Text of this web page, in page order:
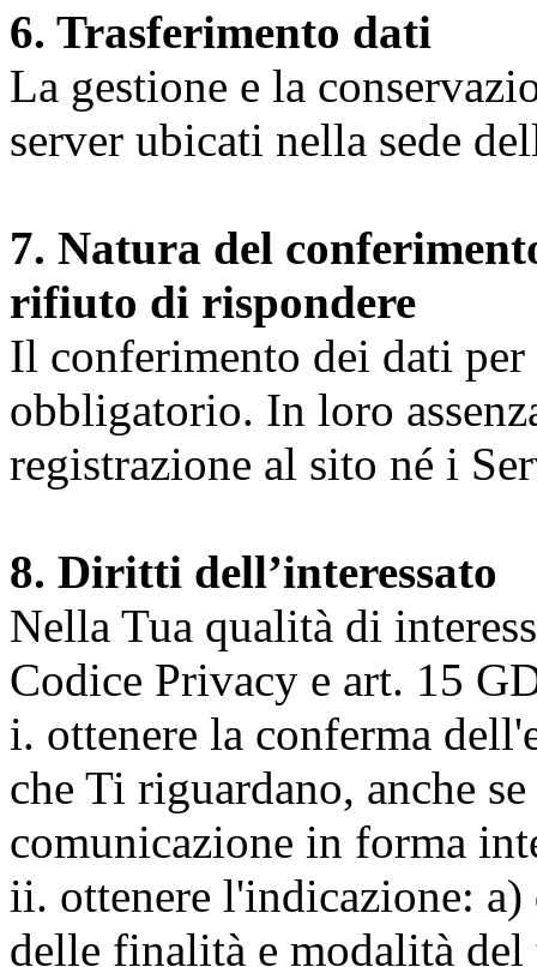
6. Trasferimento dati
La gestione e la
server ubicati nella sede
7. Natura del
rifiuto di rispondere
Il conferimento dei dati
obbligatorio. In loro
registrazione al sito né i
8. Diritti dell’interessato
Nella Tua qualità di
Codice Privacy e art. 15
i. ottenere la conferma
che Ti riguardano, anche
comunicazione in forma
ii. ottenere l'indicazione:
delle finalità e modalità